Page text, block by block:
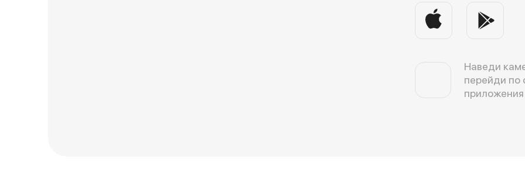
Наведи
перейди по
приложения